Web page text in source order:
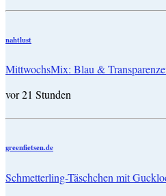
nahtlust
MittwochsMix: Blau &
vor 21 Stunden
greenfietsen.de
Schmetterling-Täschchen mit